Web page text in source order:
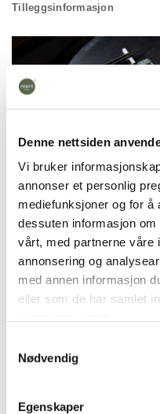
Denne nettsiden
Vi bruker
annonser et personlig
mediefunksjoner og for å
dessuten informasjon
vårt, med partnerne våre
annonsering og
med annen informasjon
eller som de har samlet
Nødvendig
Egenskaper
Tilleggsinformasjon